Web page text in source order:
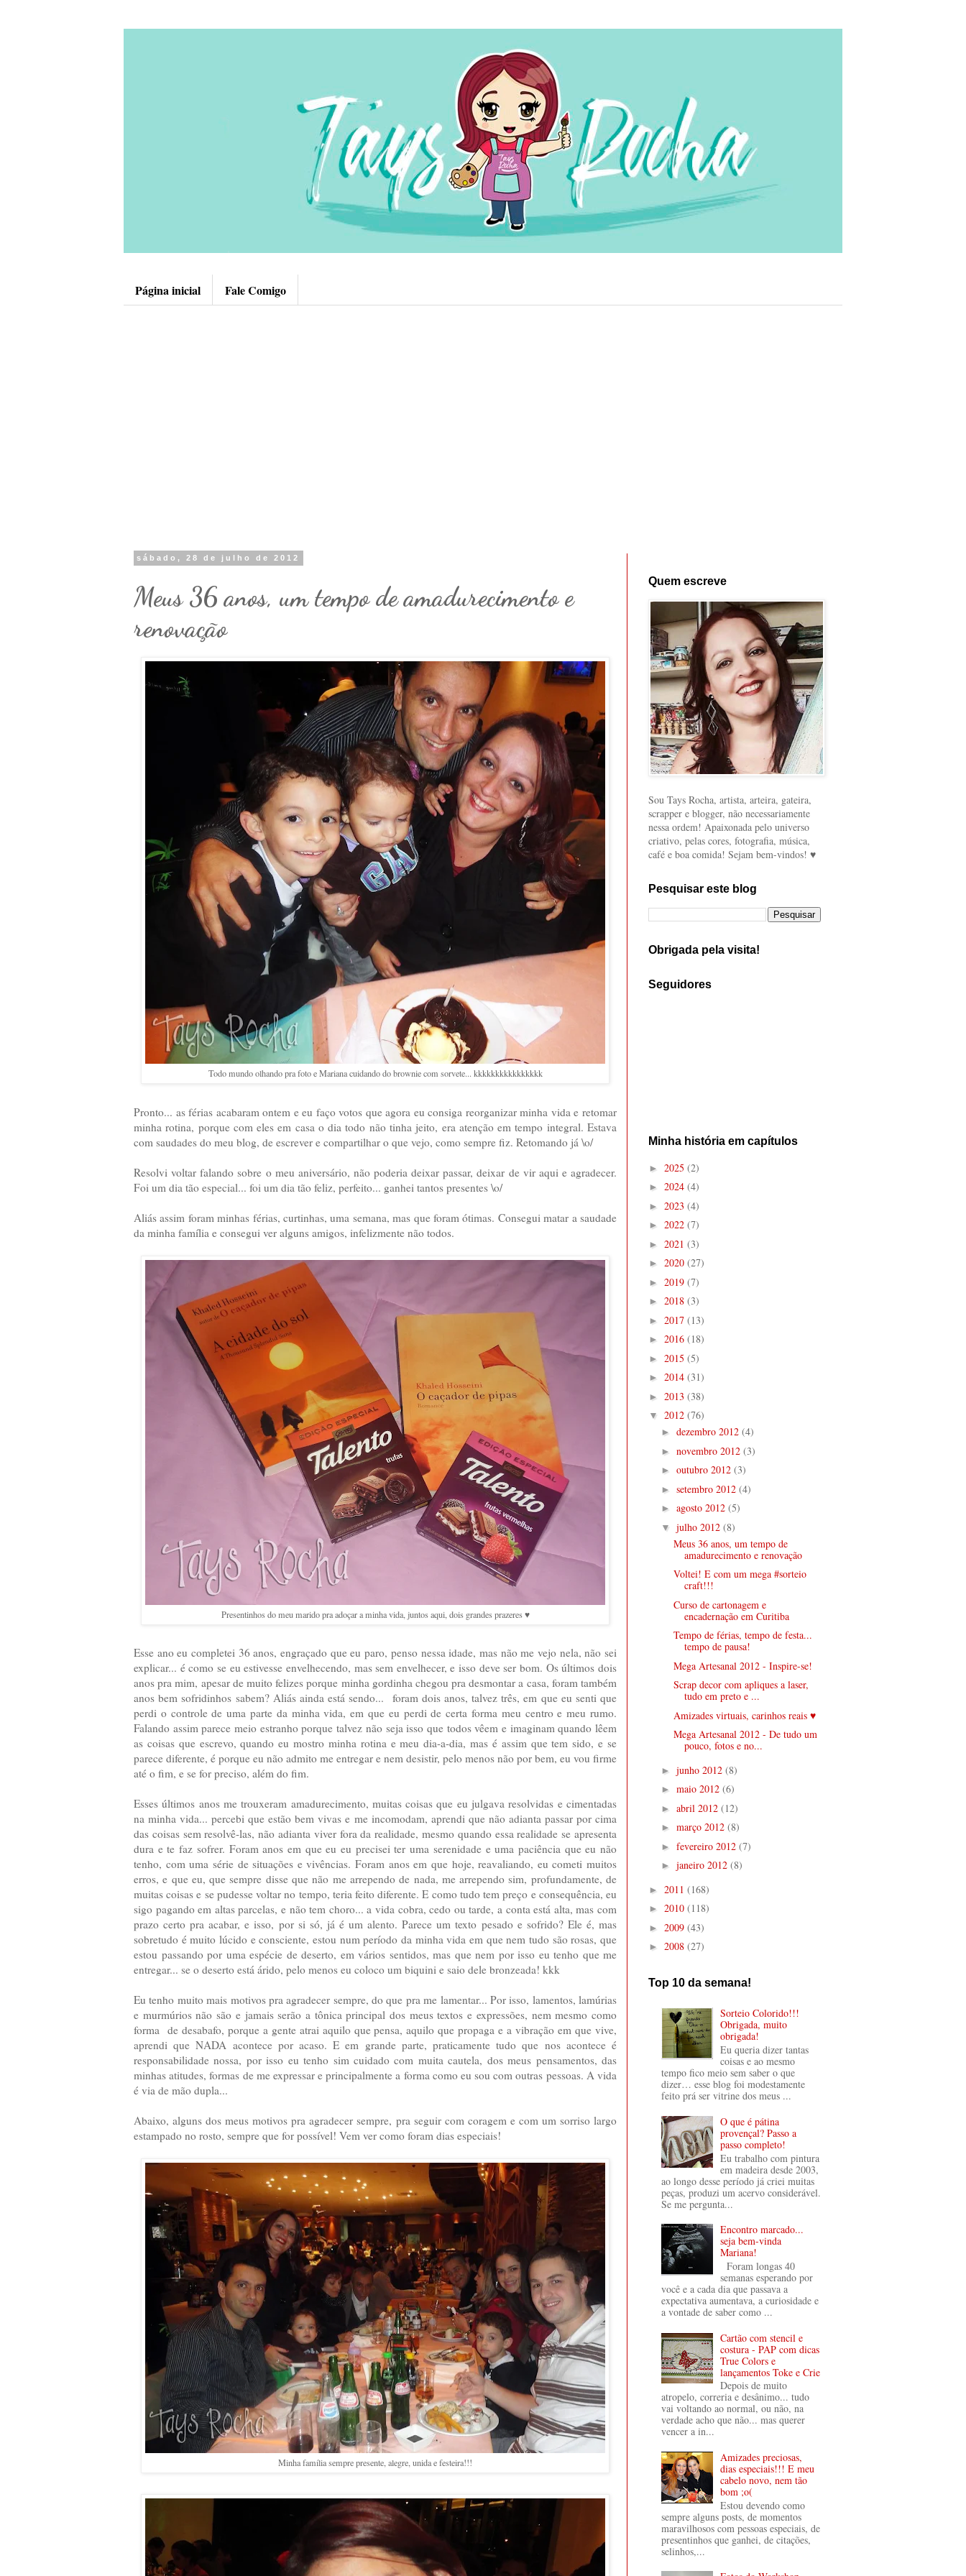
Página inicial Fale Comigo
sábado, 28 de julho de 2012
Meus 36 anos, um tempo de amadurecimento e
renovação
Todo mundo olhando pra foto e Mariana cuidando do brownie com sorvete... kkkkkkkkkkkkkkkk
Pronto... as férias acabaram ontem e eu faço votos que agora eu consiga reorganizar minha vida e retomar
minha rotina, porque com eles em casa o dia todo não tinha jeito, era atenção em tempo integral. Estava
com saudades do meu blog, de escrever e compartilhar o que vejo, como sempre fiz. Retomando já \o/
Resolvi voltar falando sobre o meu aniversário, não poderia deixar passar, deixar de vir aqui e agradecer.
Foi um dia tão especial... foi um dia tão feliz, perfeito... ganhei tantos presentes \o/
Aliás assim foram minhas férias, curtinhas, uma semana, mas que foram ótimas. Consegui matar a saudade
da minha família e consegui ver alguns amigos, infelizmente não todos.
Presentinhos do meu marido pra adoçar a minha vida, juntos aqui, dois grandes prazeres ♥
Esse ano eu completei 36 anos, engraçado que eu paro, penso nessa idade, mas não me vejo nela, não sei
explicar... é como se eu estivesse envelhecendo, mas sem envelhecer, e isso deve ser bom. Os últimos dois
anos pra mim, apesar de muito felizes porque minha gordinha chegou pra desmontar a casa, foram também
anos bem sofridinhos sabem? Aliás ainda está sendo... foram dois anos, talvez três, em que eu senti que
perdi o controle de uma parte da minha vida, em que eu perdi de certa forma meu centro e meu rumo.
Falando assim parece meio estranho porque talvez não seja isso que todos vêem e imaginam quando lêem
as coisas que escrevo, quando eu mostro minha rotina e meu dia-a-dia, mas é assim que tem sido, e se
parece diferente, é porque eu não admito me entregar e nem desistir, pelo menos não por bem, eu vou firme
até o fim, e se for preciso, além do fim.
Esses últimos anos me trouxeram amadurecimento, muitas coisas que eu julgava resolvidas e cimentadas
na minha vida... percebi que estão bem vivas e me incomodam, aprendi que não adianta passar por cima
das coisas sem resolvê-las, não adianta viver fora da realidade, mesmo quando essa realidade se apresenta
dura e te faz sofrer. Foram anos em que eu eu precisei ter uma serenidade e uma paciência que eu não
tenho, com uma série de situações e vivências. Foram anos em que hoje, reavaliando, eu cometi muitos
erros, e que eu, que sempre disse que não me arrependo de nada, me arrependo sim, profundamente, de
muitas coisas e se pudesse voltar no tempo, teria feito diferente. E como tudo tem preço e consequência, eu
sigo pagando em altas parcelas, e não tem choro... a vida cobra, cedo ou tarde, a conta está alta, mas com
prazo certo pra acabar, e isso, por si só, já é um alento. Parece um texto pesado e sofrido? Ele é, mas
sobretudo é muito lúcido e consciente, estou num período da minha vida em que nem tudo são rosas, que
estou passando por uma espécie de deserto, em vários sentidos, mas que nem por isso eu tenho que me
entregar... se o deserto está árido, pelo menos eu coloco um biquini e saio dele bronzeada! kkk
Eu tenho muito mais motivos pra agradecer sempre, do que pra me lamentar... Por isso, lamentos, lamúrias
e murmúrios não são e jamais serão a tônica principal dos meus textos e expressões, nem mesmo como
forma de desabafo, porque a gente atrai aquilo que pensa, aquilo que propaga e a vibração em que vive,
aprendi que NADA acontece por acaso. E em grande parte, praticamente tudo que nos acontece é
responsabilidade nossa, por isso eu tenho sim cuidado com muita cautela, dos meus pensamentos, das
minhas atitudes, formas de me expressar e principalmente a forma como eu sou com outras pessoas. A vida
é via de mão dupla...
Abaixo, alguns dos meus motivos pra agradecer sempre, pra seguir com coragem e com um sorriso largo
estampado no rosto, sempre que for possível! Vem ver como foram dias especiais!
Minha família sempre presente, alegre, unida e festeira!!!
Quem escreve
Sou Tays Rocha, artista, arteira, gateira,
scrapper e blogger, não necessariamente
nessa ordem! Apaixonada pelo universo
criativo, pelas cores, fotografia, música,
café e boa comida! Sejam bem-vindos! ♥
Pesquisar este blog
Obrigada pela visita!
Seguidores
Minha história em capítulos
► 2025 (2)
► 2024 (4)
► 2023 (4)
► 2022 (7)
► 2021 (3)
► 2020 (27)
► 2019 (7)
► 2018 (3)
► 2017 (13)
► 2016 (18)
► 2015 (5)
► 2014 (31)
► 2013 (38)
▼ 2012 (76)
► dezembro 2012 (4)
► novembro 2012 (3)
► outubro 2012 (3)
► setembro 2012 (4)
► agosto 2012 (5)
▼ julho 2012 (8)
Meus 36 anos, um tempo de
amadurecimento e renovação
Voltei! E com um mega #sorteio
craft!!!
Curso de cartonagem e
encadernação em Curitiba
Tempo de férias, tempo de festa...
tempo de pausa!
Mega Artesanal 2012 - Inspire-se!
Scrap decor com apliques a laser,
tudo em preto e ...
Amizades virtuais, carinhos reais ♥
Mega Artesanal 2012 - De tudo um
pouco, fotos e no...
► junho 2012 (8)
► maio 2012 (6)
► abril 2012 (12)
► março 2012 (8)
► fevereiro 2012 (7)
► janeiro 2012 (8)
► 2011 (168)
► 2010 (118)
► 2009 (43)
► 2008 (27)
Top 10 da semana!
Sorteio Colorido!!!
Obrigada, muito
obrigada!
Eu queria dizer tantas
coisas e ao mesmo
tempo fico meio sem saber o que
dizer… esse blog foi modestamente
feito prá ser vitrine dos meus ...
O que é pátina
provençal? Passo a
passo completo!
Eu trabalho com pintura
em madeira desde 2003,
ao longo desse período já criei muitas
peças, produzi um acervo considerável.
Se me pergunta...
Encontro marcado...
seja bem-vinda
Mariana!
Foram longas 40
semanas esperando por
você e a cada dia que passava a
expectativa aumentava, a curiosidade e
a vontade de saber como ...
Cartão com stencil e
costura - PAP com dicas
True Colors e
lançamentos Toke e Crie
Depois de muito
atropelo, correria e desânimo... tudo
vai voltando ao normal, ou não, na
verdade acho que não... mas querer
vencer a in...
Amizades preciosas,
dias especiais!!! E meu
cabelo novo, nem tão
bom ;o(
Estou devendo como
sempre alguns posts, de momentos
maravilhosos com pessoas especiais, de
presentinhos que ganhei, de citações,
selinhos,...